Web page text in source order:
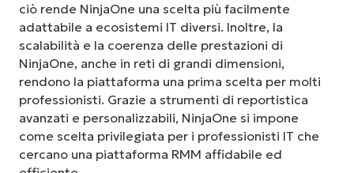
ciò rende NinjaOne una scelta più facilmente
adattabile a ecosistemi IT diversi. Inoltre, la
scalabilità e la coerenza delle prestazioni di
NinjaOne, anche in reti di grandi dimensioni,
rendono la piattaforma una prima scelta per molti
professionisti. Grazie a strumenti di reportistica
avanzati e personalizzabili, NinjaOne si impone
come scelta privilegiata per i professionisti IT che
cercano una piattaforma RMM affidabile ed